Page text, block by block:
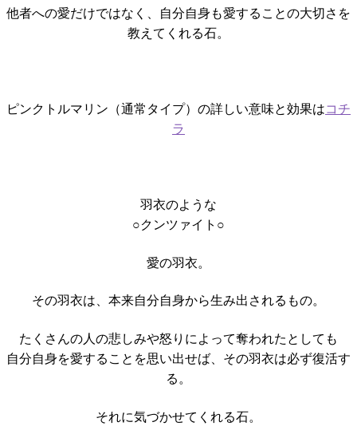
他者への愛だけではなく、自分自身も愛することの大切さを
教えてくれる石。
ピンクトルマリン（通常タイプ）の詳しい意味と効果はコチ
ラ
羽衣のような
○クンツァイト○
愛の羽衣。
その羽衣は、本来自分自身から生み出されるもの。
たくさんの人の悲しみや怒りによって奪われたとしても
自分自身を愛することを思い出せば、その羽衣は必ず復活す
る。
それに気づかせてくれる石。